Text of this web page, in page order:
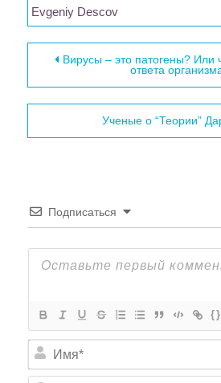
Evgeniy Descov
Навигация по
Вирусы – это патогены? Или
ответа
Ученые о “Теории”
Подписаться
{}